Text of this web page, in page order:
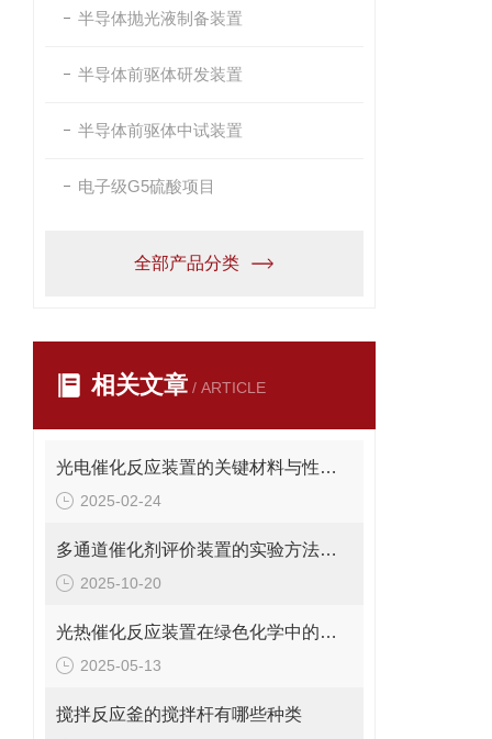
半导体抛光液制备装置
半导体前驱体研发装置
半导体前驱体中试装置
电子级G5硫酸项目
全部产品分类
相关文章 / ARTICLE
光电催化反应装置的关键材料与性能优化说明
2025-02-24
多通道催化剂评价装置的实验方法与操作技巧分析
2025-10-20
光热催化反应装置在绿色化学中的关键作用
2025-05-13
搅拌反应釜的搅拌杆有哪些种类